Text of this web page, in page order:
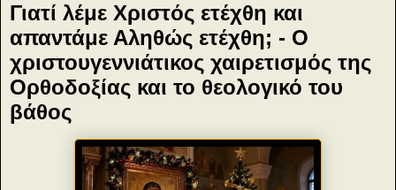
Γιατί λέμε Χριστός ετέχθη και
απαντάμε Αληθώς ετέχθη; - Ο
χριστουγεννιάτικος χαιρετισμός της
Ορθοδοξίας και το θεολογικό του
βάθος